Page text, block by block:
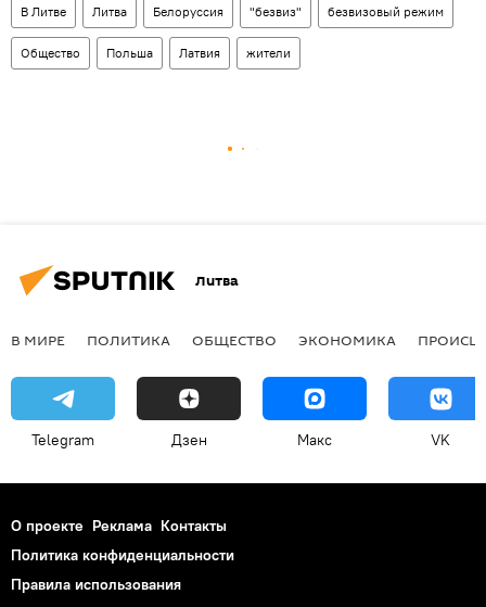
В Литве Литва Белоруссия "безвиз" безвизовый режим
Общество Польша Латвия жители
Литва
В МИРЕ ПОЛИТИКА ОБЩЕСТВО ЭКОНОМИКА
Telegram Дзен Макс VK
О проекте Реклама Контакты
Политика конфиденциальности
Правила использования